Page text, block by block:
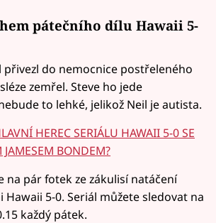
pátečního dílu Hawaii 5-
přivezl do nemocnice postřeleného
zemřel. Steve ho jede
to lehké, jelikož Neil je autista.
HEREC SERIÁLU HAWAII 5-0 SE
JAMESEM BONDEM?
na pár fotek ze zákulisí natáčení
5-0. Seriál můžete sledovat na
každý pátek.